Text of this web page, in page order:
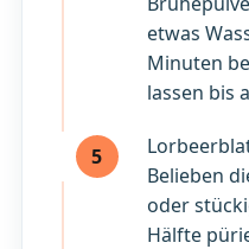
etwas
Minuten
lassen bis
5
Belieben
oder
Hälfte